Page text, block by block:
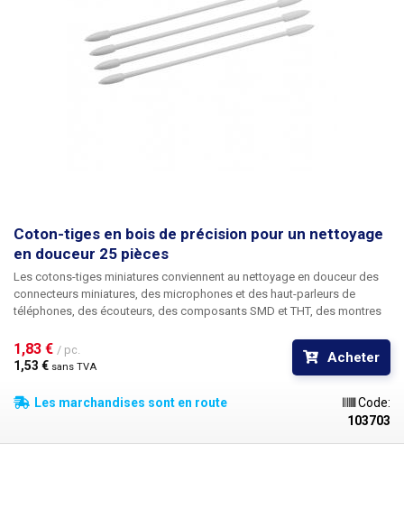
Coton-tiges en bois de précision pour un nettoyage
en douceur 25 pièces
Les cotons-tiges miniatures conviennent au nettoyage en douceur des
connecteurs miniatures, des microphones et des haut-parleurs de
téléphones, des écouteurs, des composants SMD et THT, des montres
côtés d'un embout en tissu doux d'un diamètre de 2 mm au point le plus
large. Le corps du bâtonnet lui-même est en plastique flexible. Utilisez
les bâtonnets pour nettoyer les zones difficiles d'accès telles que les
connecteurs de téléphones portables ou les grilles délicates des haut-
parleurs et des casques. Les bâtonnets conviennent également pour
Lors du nettoyage des circuits imprimés, appliquez un solvant
1,83 € / pc.
1,53 € sans TVA
Acheter
Les marchandises sont en route
Code:
103703